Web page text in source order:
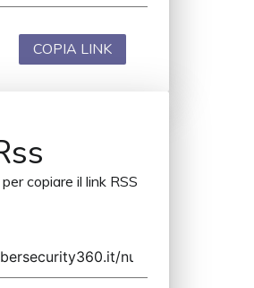
COPIA LINK
copiare il link RSS